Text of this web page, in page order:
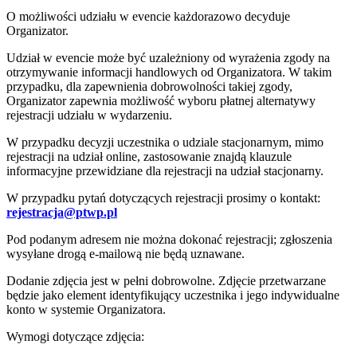
O możliwości udziału w evencie każdorazowo decyduje
Organizator.
Udział w evencie może być uzależniony od wyrażenia zgody na
otrzymywanie informacji handlowych od Organizatora. W takim
przypadku, dla zapewnienia dobrowolności takiej zgody,
Organizator zapewnia możliwość wyboru płatnej alternatywy
rejestracji udziału w wydarzeniu.
W przypadku decyzji uczestnika o udziale stacjonarnym, mimo
rejestracji na udział online, zastosowanie znajdą klauzule
informacyjne przewidziane dla rejestracji na udział stacjonarny.
W przypadku pytań dotyczących rejestracji prosimy o kontakt:
rejestracja@ptwp.pl
Pod podanym adresem nie można dokonać rejestracji; zgłoszenia
wysyłane drogą e-mailową nie będą uznawane.
Dodanie zdjęcia jest w pełni dobrowolne. Zdjęcie przetwarzane
będzie jako element identyfikujący uczestnika i jego indywidualne
konto w systemie Organizatora.
Wymogi dotyczące zdjęcia: